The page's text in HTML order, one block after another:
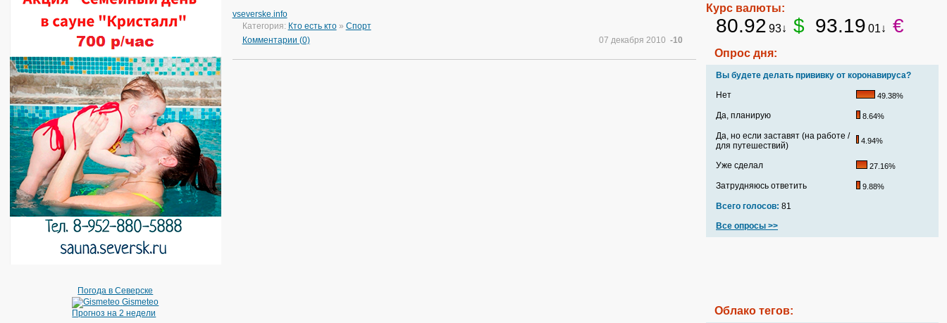
Погода в Северске
Gismeteo
Прогноз на 2 недели
vseverske.info
Категория: Кто есть кто» Спорт
Комментарии (0)
07 декабря 2010 -10
Курс валюты:
80.92 93↓ $ 93.19 01↓ €
Опрос дня:
Вы будете делать прививку от коронавируса?
Нет
49.38%
Да, планирую 8.64%
Да, но если заставят (на работе /
для путешествий)
4.94%
Уже сделал 27.16%
Затрудняюсь ответить 9.88%
Всего голосов: 81
Все опросы >>
Облако тегов: